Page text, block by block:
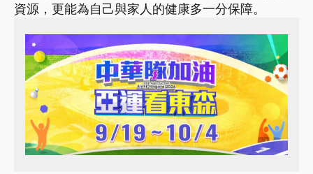
資源，更能為自己與家人的健康多一分保障。